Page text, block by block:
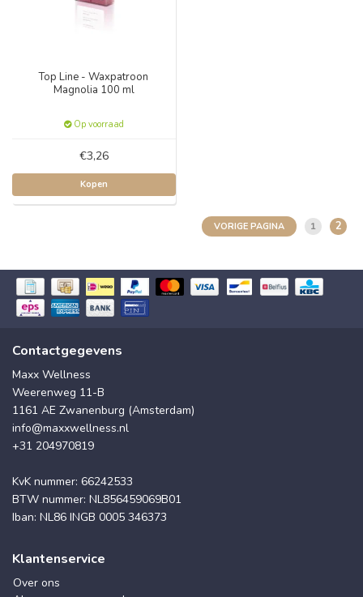
Top Line - Waxpatroon
Magnolia 100 ml
Op voorraad
€3,26
Kopen
VORIGE PAGINA 1 2
Contactgegevens
Maxx Wellness
Weerenweg 11-B
1161 AE Zwanenburg (Amsterdam)
info@maxxwellness.nl
+31 204970819
KvK nummer: 66242533
BTW nummer: NL856459069B01
Iban: NL86 INGB 0005 346373
Klantenservice
Over ons